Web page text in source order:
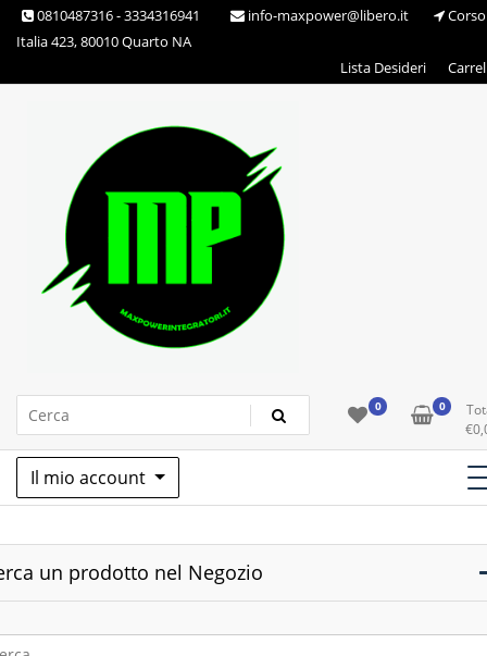
Skip 0810487316 - 3334316941 info-maxpower@libero.it
Corso
Italia 423, 80010 Quarto NA
Lista Desideri
Max Power Integratori 0 0
€
Il mio account
un prodotto nel Negozio